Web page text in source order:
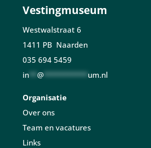
Vestingmuseum
Westwalstraat 6
1411 PB Naarden
035 694 5459
in** @*********** um.nl
Organisatie
Over ons
Team en vacatures
Links